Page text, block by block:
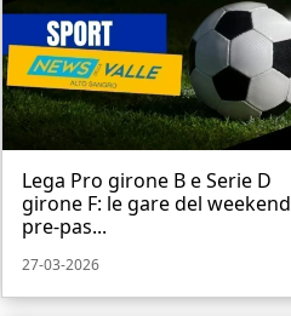
Lega Pro girone B e Serie D
girone F: le gare del weekend
pre-pas...
27-03-2026